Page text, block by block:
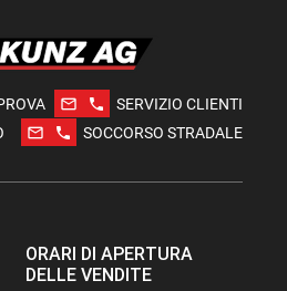
mail_outline phone
SERVIZIO CLIENTI
mail_outline phone SOCCORSO STRADALE
ORARI DI APERTURA
DELLE VENDITE